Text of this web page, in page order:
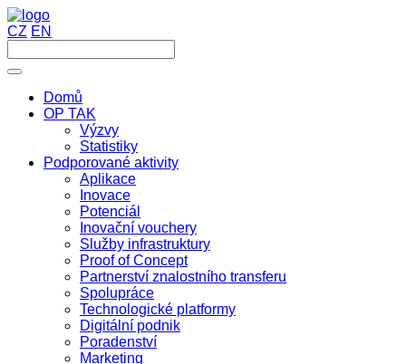
CZ EN
Domů
OP TAK
Výzvy
Statistiky
Podporované aktivity
Aplikace
Inovace
Potenciál
Inovační vouchery
Služby infrastruktury
Proof of Concept
Partnerství znalostního transferu
Spolupráce
Technologické platformy
Digitální podnik
Poradenství
Marketing